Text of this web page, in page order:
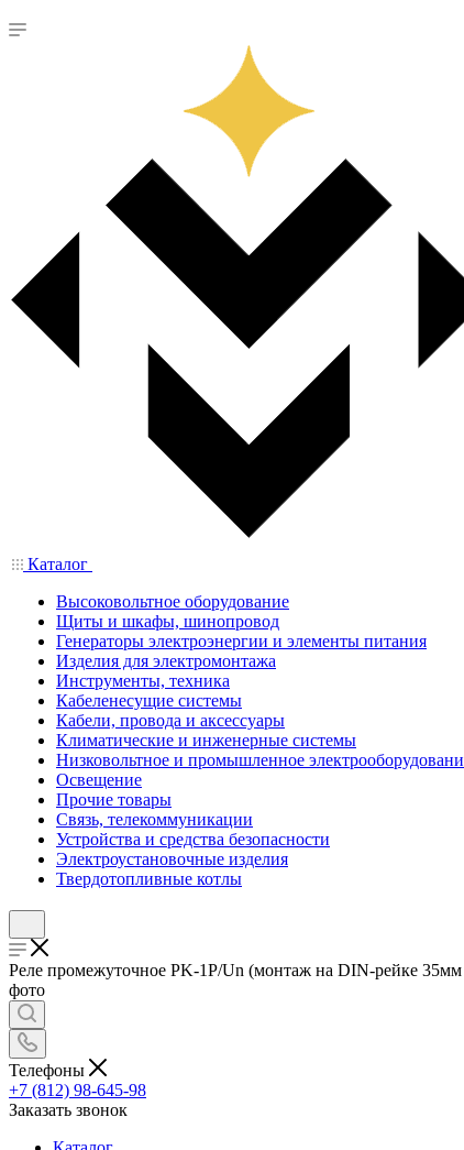
Каталог
Высоковольтное оборудование
Щиты и шкафы, шинопровод
Генераторы электроэнергии и элементы питания
Изделия для электромонтажа
Инструменты, техника
Кабеленесущие системы
Кабели, провода и аксессуары
Климатические и инженерные системы
Низковольтное и промышленное
Освещение
Прочие товары
Связь, телекоммуникации
Устройства и средства безопасности
Электроустановочные изделия
Твердотопливные котлы
Реле промежуточное PK-1P/Un (монтаж на DIN-рейке
фото
Телефоны
+7 (812) 98-645-98
Заказать звонок